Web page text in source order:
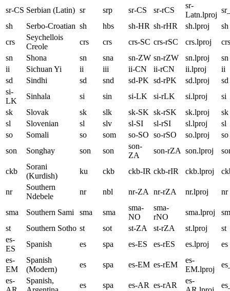
sr-CS Serbian (Latin) sr srp sr-CS sr-rCS
sr-
Latn.lproj
sh
Serbo-Croatian sh hbs sh-HR sh-rHR sh.lproj
sh
crs
Seychellois
Creole
crs crs crs-SC crs-rSC crs.lproj
crs
sn
Shona sn sna sn-ZW sn-rZW sn.lproj
sn
ii
Sichuan Yi ii iii ii-CN ii-rCN ii.lproj
ii
sd
Sindhi sd snd sd-PK sd-rPK sd.lproj
sd
si-
LK
Sinhala si sin si-LK si-rLK si.lproj
si
sk
Slovak sk slk sk-SK sk-rSK sk.lproj
sk
sl
Slovenian sl slv sl-SI sl-rSI sl.lproj
sl
so
Somali so som so-SO so-rSO so.lproj
so
son
Songhay son son
son-
ZA
son-rZA son.lproj
ckb
Sorani
(Kurdish)
ku ckb ckb-IR ckb-rIR ckb.lproj
nr
Southern
Ndebele
nr nbl nr-ZA nr-rZA nr.lproj nr
sma Southern Sami sma sma
sma-
NO
sma-
rNO
sma.lproj
st
Southern Sotho st sot st-ZA st-rZA st.lproj
st
es-
ES
Spanish es spa es-ES es-rES es.lproj
es
es-
EM
Spanish
(Modern)
es spa es-EM es-rEM
es-
EM.lproj
es-
Spanish,
es spa es-AR es-rAR
es-